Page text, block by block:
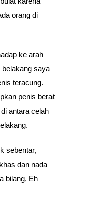
orang di
ke arah
belakang saya
teracung.
penis berat
antara celah
sebentar,
dan nada
bilang, Eh